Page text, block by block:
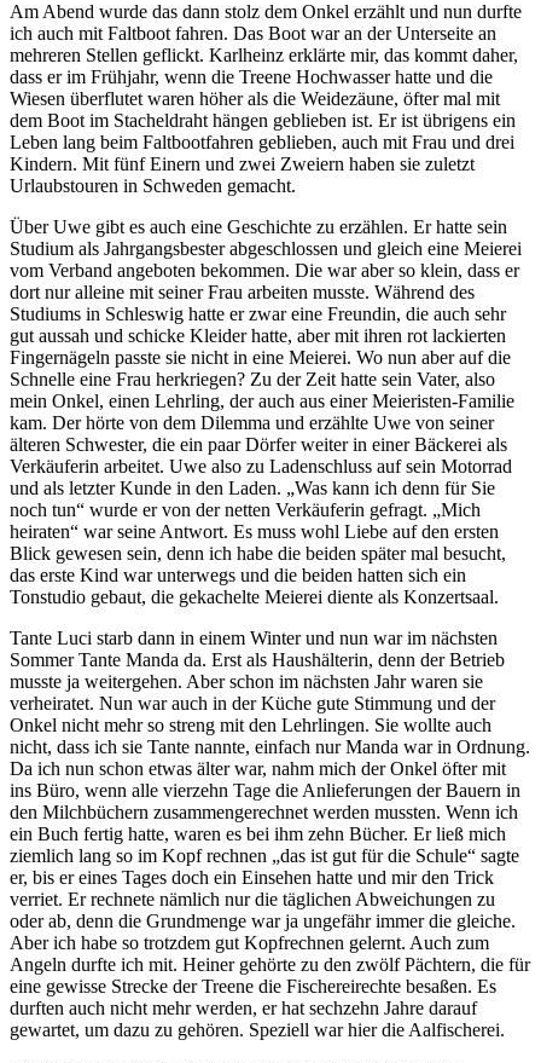
Am Abend wurde das dann stolz dem Onkel erzählt und nun durfte
ich auch mit Faltboot fahren. Das Boot war an der Unterseite an
mehreren Stellen geflickt. Karlheinz erklärte mir, das kommt daher,
dass er im Frühjahr, wenn die Treene Hochwasser hatte und die
Wiesen überflutet waren höher als die Weidezäune, öfter mal mit
dem Boot im Stacheldraht hängen geblieben ist. Er ist übrigens ein
Leben lang beim Faltbootfahren geblieben, auch mit Frau und drei
Kindern. Mit fünf Einern und zwei Zweiern haben sie zuletzt
Urlaubstouren in Schweden gemacht.
Über Uwe gibt es auch eine Geschichte zu erzählen. Er hatte sein
Studium als Jahrgangsbester abgeschlossen und gleich eine Meierei
vom Verband angeboten bekommen. Die war aber so klein, dass er
dort nur alleine mit seiner Frau arbeiten musste. Während des
Studiums in Schleswig hatte er zwar eine Freundin, die auch sehr
gut aussah und schicke Kleider hatte, aber mit ihren rot lackierten
Fingernägeln passte sie nicht in eine Meierei. Wo nun aber auf die
Schnelle eine Frau herkriegen? Zu der Zeit hatte sein Vater, also
mein Onkel, einen Lehrling, der auch aus einer Meieristen-Familie
kam. Der hörte von dem Dilemma und erzählte Uwe von seiner
älteren Schwester, die ein paar Dörfer weiter in einer Bäckerei als
Verkäuferin arbeitet. Uwe also zu Ladenschluss auf sein Motorrad
und als letzter Kunde in den Laden.
Was kann ich denn für Sie
noch tun
wurde er von der netten Verkäuferin gefragt.
Mich
heiraten
war seine Antwort. Es muss wohl Liebe auf den ersten
Blick gewesen sein, denn ich habe die beiden später mal besucht,
das erste Kind war unterwegs und die beiden hatten sich ein
Tonstudio gebaut, die gekachelte Meierei diente als Konzertsaal.
Tante Luci starb dann in einem Winter und nun war im nächsten
Sommer Tante Manda da. Erst als Haushälterin, denn der Betrieb
musste ja weitergehen. Aber schon im nächsten Jahr waren sie
verheiratet. Nun war auch in der Küche gute Stimmung und der
Onkel nicht mehr so streng mit den Lehrlingen. Sie wollte auch
nicht, dass ich sie Tante nannte, einfach nur Manda war in Ordnung.
Da ich nun schon etwas älter war, nahm mich der Onkel öfter mit
ins Büro, wenn alle vierzehn Tage die Anlieferungen der Bauern in
den Milchbüchern zusammengerechnet werden mussten. Wenn ich
ein Buch fertig hatte, waren es bei ihm zehn Bücher. Er ließ mich
ziemlich lang so im Kopf rechnen
das ist gut für die Schule
sagte
er, bis er eines Tages doch ein Einsehen hatte und mir den Trick
verriet. Er rechnete nämlich nur die täglichen Abweichungen zu
oder ab, denn die Grundmenge war ja ungefähr immer die gleiche.
Aber ich habe so trotzdem gut Kopfrechnen gelernt. Auch zum
Angeln durfte ich mit. Heiner gehörte zu den zwölf Pächtern, die für
eine gewisse Strecke der Treene die Fischereirechte besaßen. Es
durften auch nicht mehr werden, er hat sechzehn Jahre darauf
gewartet, um dazu zu gehören. Speziell war hier die Aalfischerei.